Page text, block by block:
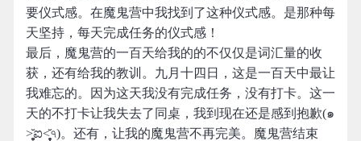
要仪式感。在魔鬼营中我找到了这种仪式感。是那种每
天坚持，每天完成任务的仪式感！
最后，魔鬼营的一百天给我的的不仅仅是词汇量的收
获，还有给我的教训。九月十四日，这是一百天中最让
我难忘的。因为这天我没有完成任务，没有打卡。这一
天的不打卡让我失去了同桌，我到现在还是感到抱歉(๑
˃̥̩̥̥̥̥̆ಐ˂̩̩̥̥̩̥̆৭)。还有，让我的魔鬼营不再完美。魔鬼营结束